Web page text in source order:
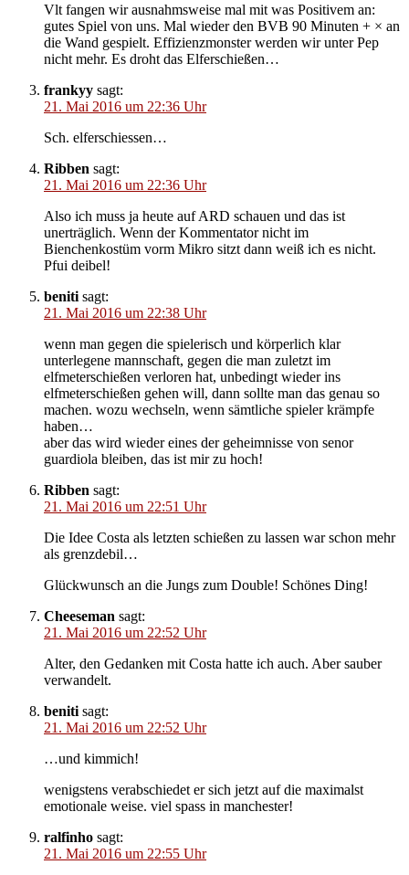
Vlt fangen wir ausnahmsweise mal mit was Positivem an:
gutes Spiel von uns. Mal wieder den BVB 90 Minuten + × an
die Wand gespielt. Effizienzmonster werden wir unter Pep
nicht mehr. Es droht das Elferschießen…
frankyy sagt:
21. Mai 2016 um 22:36 Uhr
Sch. elferschiessen…
Ribben sagt:
21. Mai 2016 um 22:36 Uhr
Also ich muss ja heute auf ARD schauen und das ist
unerträglich. Wenn der Kommentator nicht im
Bienchenkostüm vorm Mikro sitzt dann weiß ich es nicht.
Pfui deibel!
beniti sagt:
21. Mai 2016 um 22:38 Uhr
wenn man gegen die spielerisch und körperlich klar
unterlegene mannschaft, gegen die man zuletzt im
elfmeterschießen verloren hat, unbedingt wieder ins
elfmeterschießen gehen will, dann sollte man das genau so
machen. wozu wechseln, wenn sämtliche spieler krämpfe
haben…
aber das wird wieder eines der geheimnisse von senor
guardiola bleiben, das ist mir zu hoch!
Ribben sagt:
21. Mai 2016 um 22:51 Uhr
Die Idee Costa als letzten schießen zu lassen war schon mehr
als grenzdebil…
Glückwunsch an die Jungs zum Double! Schönes Ding!
Cheeseman sagt:
21. Mai 2016 um 22:52 Uhr
Alter, den Gedanken mit Costa hatte ich auch. Aber sauber
verwandelt.
beniti sagt:
21. Mai 2016 um 22:52 Uhr
…und kimmich!
wenigstens verabschiedet er sich jetzt auf die maximalst
emotionale weise. viel spass in manchester!
ralfinho sagt:
21. Mai 2016 um 22:55 Uhr